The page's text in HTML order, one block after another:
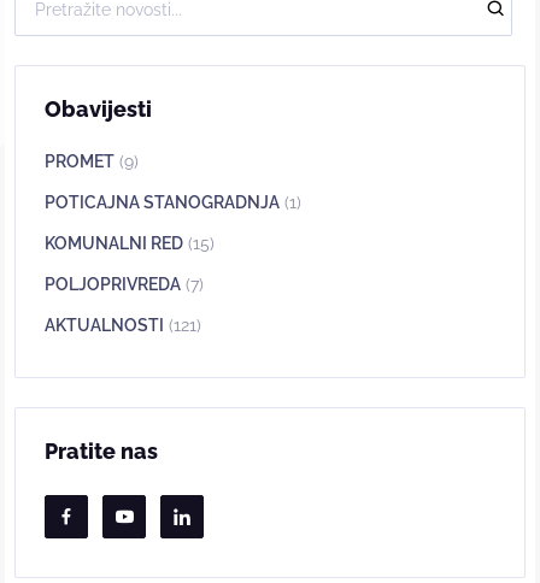
Obavijesti
PROMET (9)
POTICAJNA STANOGRADNJA (1)
KOMUNALNI RED (15)
POLJOPRIVREDA (7)
AKTUALNOSTI (121)
Pratite nas